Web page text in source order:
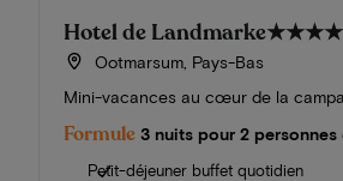
Hotel de Landmarke★★★★
Ootmarsum, Pays-Bas
Mini-vacances au cœur de la
Formule 3 nuits pour 2 personnes
Petit-déjeuner buffet quotidien